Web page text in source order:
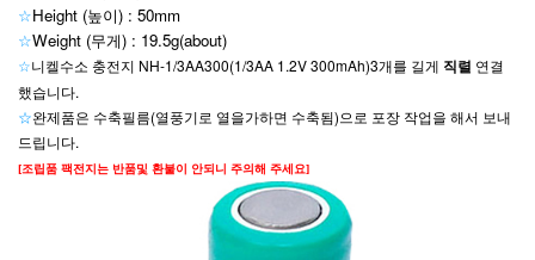
☆Height (높이) : 50mm
☆Weight (무게) : 19.5g(about)
☆니켈수소 충전지 NH-1/3AA300(1/3AA 1.2V 300mAh)3개를 길게 직렬 연결
했습니다.
☆완제품은 수축필름(열풍기로 열을가하면 수축됨)으로 포장 작업을 해서 보내
드립니다.
[조립품 팩전지는 반품및 환불이 안되니 주의해 주세요]